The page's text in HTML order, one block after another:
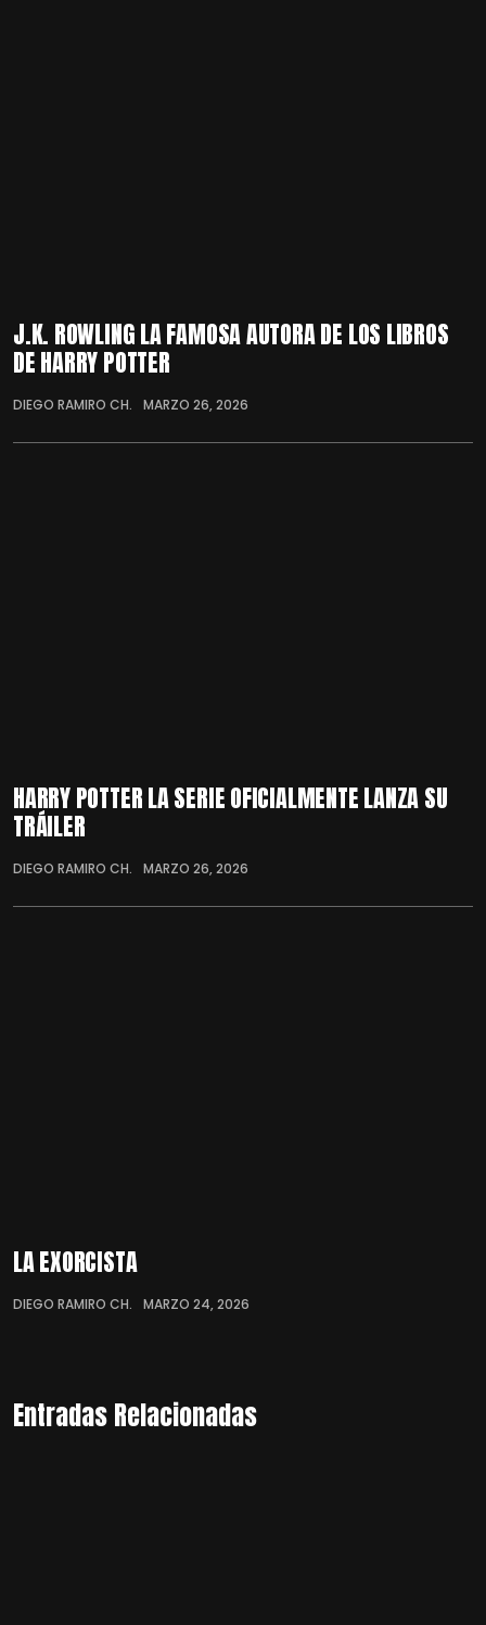
J.K. ROWLING LA FAMOSA AUTORA DE LOS LIBROS
DE HARRY POTTER
DIEGO RAMIRO CH. MARZO 26, 2026
HARRY POTTER LA SERIE OFICIALMENTE LANZA SU
TRÁILER
DIEGO RAMIRO CH. MARZO 26, 2026
LA EXORCISTA
DIEGO RAMIRO CH. MARZO 24, 2026
Entradas Relacionadas